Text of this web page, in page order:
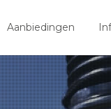
Aanbiedingen